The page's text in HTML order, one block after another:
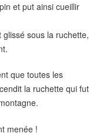
et put ainsi cueillir
glissé sous la ruchette,
que toutes les
la ruchette qui fut
menée !